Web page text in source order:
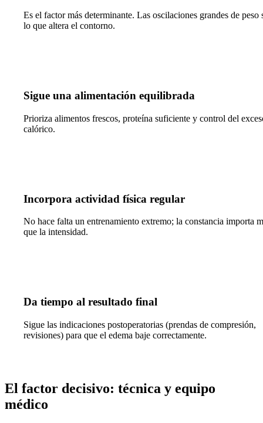
Es el factor más determinante. Las oscilaciones grandes de peso
lo que altera el contorno.
Sigue una alimentación equilibrada
Prioriza alimentos frescos, proteína suficiente y control del
calórico.
Incorpora actividad física regular
No hace falta un entrenamiento extremo; la constancia importa
que la intensidad.
Da tiempo al resultado final
Sigue las indicaciones postoperatorias (prendas de compresión,
revisiones) para que el edema baje correctamente.
El factor decisivo: técnica y equipo
médico